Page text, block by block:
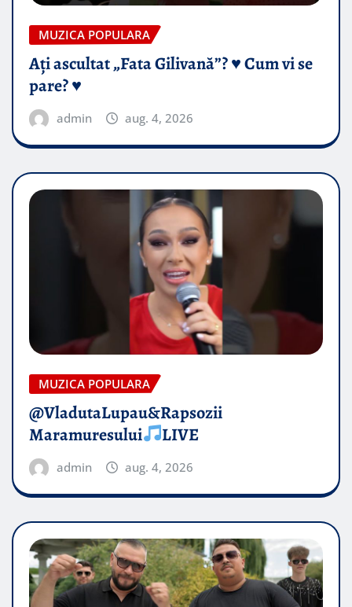
MUZICA POPULARA
Ați ascultat „Fata Gilivană”? ♥️ Cum vi se
pare? ♥️
admin aug. 4, 2026
MUZICA POPULARA
@VladutaLupau&Rapsozii
Maramuresului
LIVE
admin aug. 4, 2026